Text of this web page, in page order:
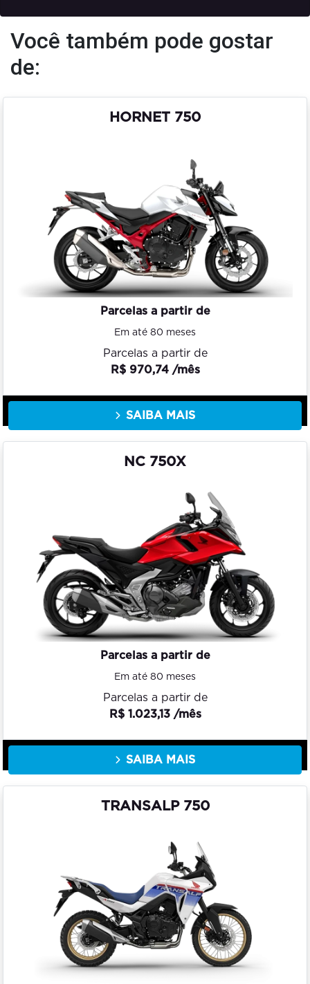
Você também pode gostar
de:
HORNET 750
Parcelas a partir de
Em até 80 meses
Parcelas a partir de
R$ 970,74 /mês
SAIBA MAIS
NC 750X
Parcelas a partir de
Em até 80 meses
Parcelas a partir de
R$ 1.023,13 /mês
SAIBA MAIS
TRANSALP 750